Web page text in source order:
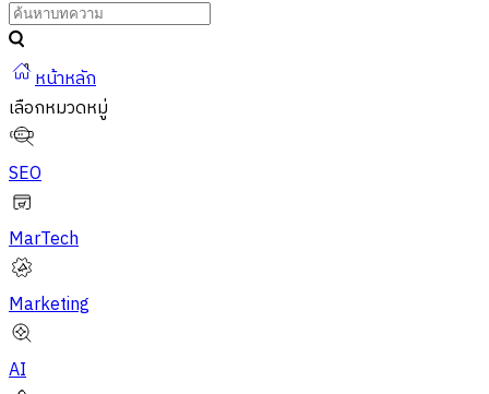
หน้าหลัก
เลือกหมวดหมู่
SEO
MarTech
Marketing
AI